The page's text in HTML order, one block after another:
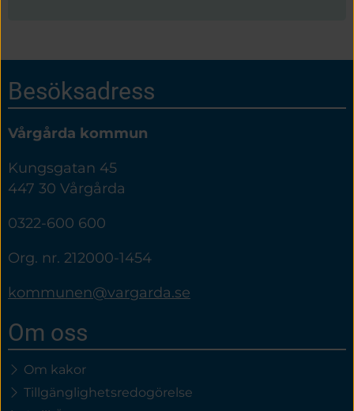
Sidfot
Besöksadress
Vårgårda kommun
Kungsgatan 45
447 30 Vårgårda
0322-600 600
Org. nr. 212000-1454
kommunen@vargarda.se
Om oss
Om kakor
Tillgänglighetsredogörelse